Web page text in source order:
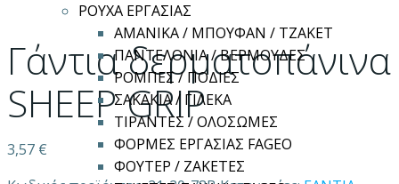
ΡΟΥΧΑ ΕΡΓΑΣΙΑΣ
ΑΜΑΝΙΚΑ / ΜΠΟΥΦΑΝ / ΤΖΑΚΕΤ
ΠΑΝΤΕΛΟΝΙΑ / ΒΕΡΜΟΥΔΕΣ
ΡΟΜΠΕΣ / ΠΟΔΙΕΣ
ΣΑΚΑΚΙΑ / ΓΙΛΕΚΑ
ΤΙΡΑΝΤΕΣ / ΟΛΟΣΩΜΕΣ
ΦΟΡΜΕΣ ΕΡΓΑΣΙΑΣ FAGEO
ΦΟΥΤΕΡ / ΖΑΚΕΤΕΣ
Γάντια δερματοπάνινα
SHEEP GRIP
3,57 €